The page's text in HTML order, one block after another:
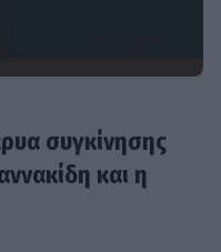
συγκίνησης
και η